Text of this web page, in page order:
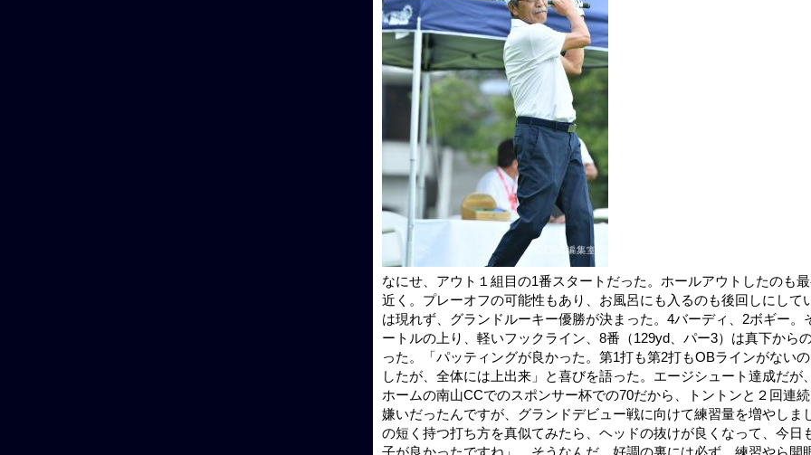
なにせ、アウト１組目の1番スタートだった。ホールアウトしたのも
近く。プレーオフの可能性もあり、お風呂にも入るのも後回しにし
は現れず、グランドルーキー優勝が決まった。4バーディ、2ボギー
ートルの上り、軽いフックライン、8番（129yd、パー3）は真下から
った。「パッティングが良かった。第1打も第2打もOBラインがない
したが、全体には上出来」と喜びを語った。エージシュート達成だ
ホームの南山CCでのスポンサー杯での70だから、トントンと２回連
嫌いだったんですが、グランドデビュー戦に向けて練習量を増やし
の短く持つ打ち方を真似てみたら、ヘッドの抜けが良くなって、今
子が良かったですね」。そうなんだ、好調の裏には必ず、練習やら